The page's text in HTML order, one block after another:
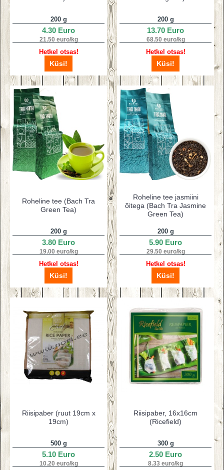
200 g
4.30 Euro
21.50 euro/kg
Hetkel otsas!
Küsi!
200 g
13.70 Euro
68.50 euro/kg
Hetkel otsas!
Küsi!
Roheline tee (Bach Tra
Green Tea)
200 g
3.80 Euro
19.00 euro/kg
Hetkel otsas!
Küsi!
Roheline tee jasmiini
õitega (Bach Tra Jasmine
Green Tea)
200 g
5.90 Euro
29.50 euro/kg
Hetkel otsas!
Küsi!
Riisipaber (ruut 19cm x
19cm)
500 g
5.10 Euro
10.20 euro/kg
Riisipaber, 16x16cm
(Ricefield)
300 g
2.50 Euro
8.33 euro/kg